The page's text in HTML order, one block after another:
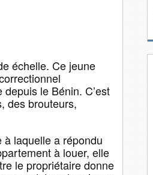
échelle. Ce jeune
le Bénin. C’est
des brouteurs,
laquelle a répondu
à louer, elle
le propriétaire donne